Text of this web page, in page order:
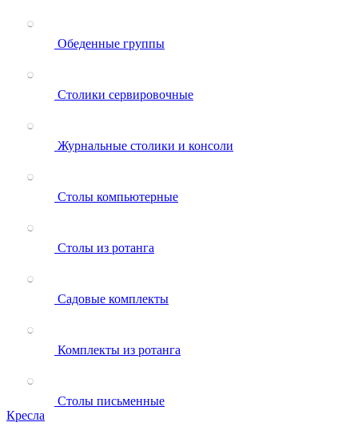
Обеденные группы
Столики сервировочные
Журнальные столики и консоли
Столы компьютерные
Столы из ротанга
Садовые комплекты
Комплекты из ротанга
Столы письменные
Кресла